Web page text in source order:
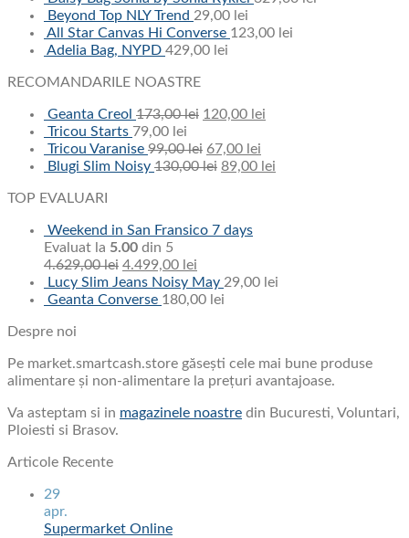
Beyond Top NLY Trend 29,00 lei
All Star Canvas Hi Converse 123,00 lei
Adelia Bag, NYPD 429,00 lei
RECOMANDARILE NOASTRE
Geanta Creol 173,00lei 120,00 lei
Tricou Starts 79,00 lei
Tricou Varanise 99,00lei 67,00 lei
Blugi Slim Noisy 130,00lei 89,00 lei
TOP EVALUARI
Weekend in San Fransico 7 days
Evaluat la 5.00 din 5
4.629,00lei 4.499,00 lei
Lucy Slim Jeans Noisy May 29,00 lei
Geanta Converse 180,00 lei
Despre noi
Pe market.smartcash.store găsești cele mai bune produse
alimentare și non-alimentare la prețuri avantajoase.
Va asteptam si in magazinele noastre din Bucuresti, Voluntari,
Ploiesti si Brasov.
Articole Recente
29
apr.
Supermarket Online